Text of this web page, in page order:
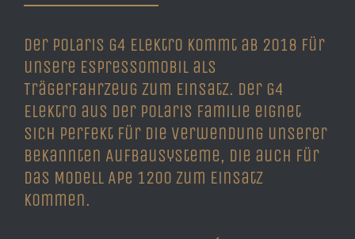
Der Polaris G4 Elektro kommt ab 2018 für
unsere Espressomobil als
Trägerfahrzeug zum Einsatz. Der G4
Elektro aus der Polaris Familie eignet
sich perfekt für die Verwendung unserer
bekannten Aufbausysteme, die auch für
das Modell Ape 1200 zum Einsatz
kommen.